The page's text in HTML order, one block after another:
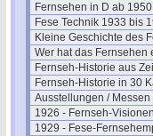
Fernsehen in D ab 1950
Fese Technik 1933 bis
Kleine Geschichte des
Wer hat das Fernsehen
Fernseh-Historie aus
Fernseh-Historie in 30
Ausstellungen / Messen
1926 - Fernseh-Visionen
1929 - Fese-